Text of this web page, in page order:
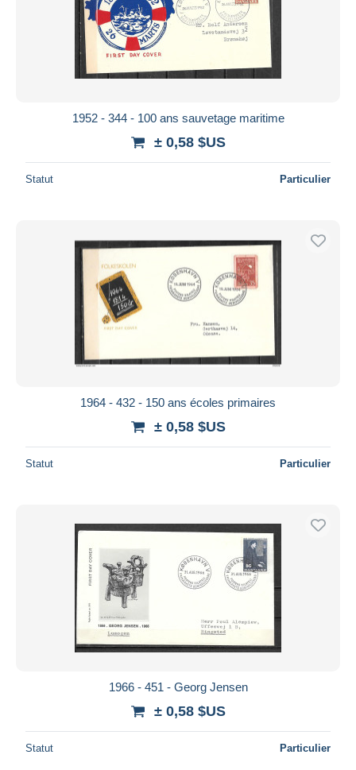
1952 - 344 - 100 ans sauvetage maritime
± 0,58 $US
Statut Particulier
1964 - 432 - 150 ans écoles primaires
± 0,58 $US
Statut Particulier
1966 - 451 - Georg Jensen
± 0,58 $US
Statut Particulier